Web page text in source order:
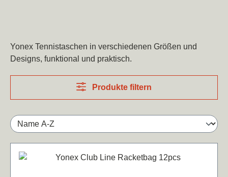
Yonex Tennistaschen in verschiedenen Größen und
Designs, funktional und praktisch.
Produkte filtern